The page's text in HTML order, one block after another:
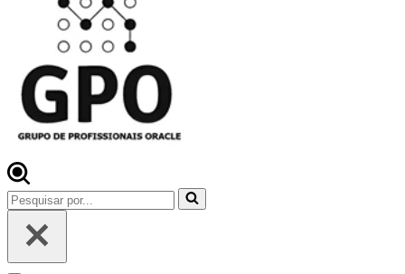
Pesquisar
por...